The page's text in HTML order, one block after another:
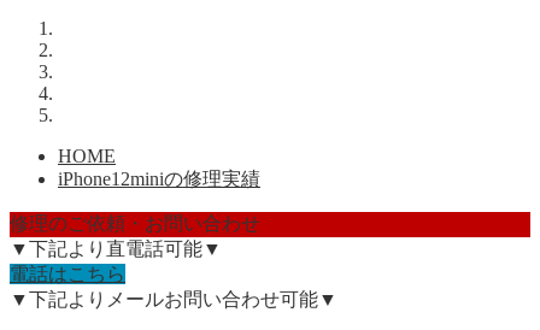
HOME
iPhone12miniの修理実績
修理のご依頼・お問い合わせ
▼下記より直電話可能▼
電話はこちら
▼下記よりメールお問い合わせ可能▼